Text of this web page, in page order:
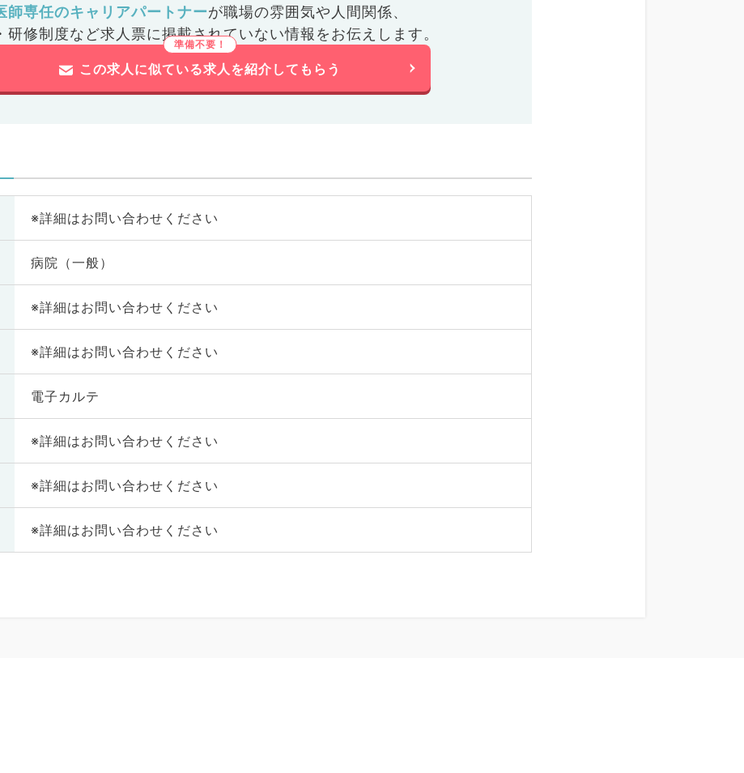
師専任のキャリアパートナーが職場の雰囲気や人間関係、
研修制度など求人票に掲載されていない情報をお伝えします。
この求人に似ている求人を紹介してもらう
※詳細はお問い合わせください
病院（一般）
※詳細はお問い合わせください
※詳細はお問い合わせください
電子カルテ
※詳細はお問い合わせください
※詳細はお問い合わせください
※詳細はお問い合わせください